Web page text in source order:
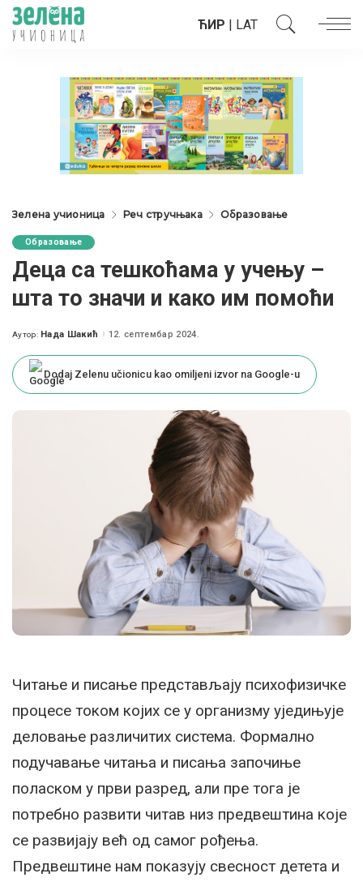
ЋИР | LAT
Зелена учионица Реч стручњака Образовање
Образовање
Деца са тешкоћама у учењу –
шта то значи и како им помоћи
Posted
Аутор: Нада Шакић 12. септембар 2024.
Dodaj Zelenu učionicu kao omiljeni izvor na Google-u
Читање и писање представљају психофизичке
процесе тoком којих се у организму уједињује
деловање различитих система. Формално
подучавање читања и писања започиње
поласком у први разред, али пре тога је
потребно развити читав низ предвештина које
се развијају већ од самог рођења.
Предвештине нам показују свесност детета и